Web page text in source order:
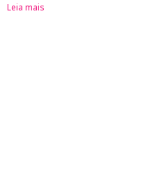
Leia mais